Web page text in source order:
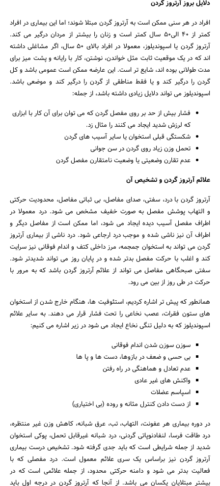
جستجو
دلایل بروز آرتروز گردن
افراد در هر سنی ممکن است به آرتروز گردن مبتلا شوند؛ اما این بیماری در افراد
کمتر از 40 الی50 سال کمتر است و زنان را بیشتر از مردان درگیر می کند.
آرتروز گردن یا اسپوندیلوز، معمولا در افراد بالای 50 سال، اگر مشاغلی داشته
اند که در یک موقعیت ثابت مثل خواندن، نوشتن، کار با رایانه و پشت میز برای
مدت طولانی بوده اند، شایع تر است. این عارضه ممکن است عمومی باشد و کل
گردن را درگیر کند و یا فقط مناطقی از گردن را درگیر کند و موضعی باشد.
اسپوندیلوز می تواند دلایل زیادی داشته باشد، از جمله:
فشار بیش از حد بر روی مفصل گردن که می توان برای آن کار با ابزاری
که لرزش شدید ایجاد می کنند را مثال زد.
شکستگی قبلی استخوان یا سایر آسیب های گردن
تحمل وزن زیاد روی گردن در سن جوانی
عدم تقارن وضعیتی یا وضعیت نامتقارن مفصل گردن
علائم آرتروز گردن و تشخیص آن
آرتروز گردن با درد، سفتی، صدای مفاصل، بی ثباتی مفاصل، محدودیت حرکتی
و التهاب پوشش مفصل به صورت خفیف مشخص می شود. درد معمولا در
اطراف مفصل آسیب دیده ایجاد می شود، اما ممکن است از مفاصل دیگر و
اطراف آن نیز ناشی شده و موجب درد ارجاعی شود. درد ناشی از بیماری آرتروز
گردن می تواند به استخوان جمجمه، مرز داخلی کتف و اندام فوقانی نیز سرایت
کند و اغلب با حرکت مفصل بدتر شده و در پایان روز می تواند شدیدتر شود.
سفتی صبحگاهی مفاصل می تواند از علائم آرتروز گردن باشد که به مرور با
حرکت در طی روز از بین می رود.
همانطور که پیش تر اشاره کردیم، استئوفیت ها، هنگام خارج شدن از استخوان
های ستون فقرات، عصب نخاعی را تحت فشار قرار می دهند. به سایر علائم
اسپوندیلوز که به دلیل تنگی نخاع ایجاد می شود در زیر اشاره می کنیم:
سوزن سوزن شدن اندام فوقانی
بی حسی و ضعف در بازوها، دست ها و پا ها
عدم تعادل و هماهنگی در راه رفتن
واکنش های غیر عادی
اسپاسم عضلات
از دست دادن کنترل مثانه و روده (بی اختیاری)
در دوره بیماری هر عفونت، التهاب، تب، عرق شبانه، کاهش وزن غیر منتظره،
درد طاقت فرسا، لنفادنوپاتی گردنی، درد شبانه غیرقابل تحمل، پوکی استخوان
شدید از جمله شرایطی است که باید جدی گرفته شود. تشخیص درست بیماری
آرتروز گردن نیز براساس یک سری علائم معمول است. درد مفصلی که با
فعالیت بدتر می شود و دامنه حرکتی محدود، از جمله علائمی است که در
بیشتر مبتلایان یکسان می باشد. از آنجا که آرتروز گردن در درجه اول باید